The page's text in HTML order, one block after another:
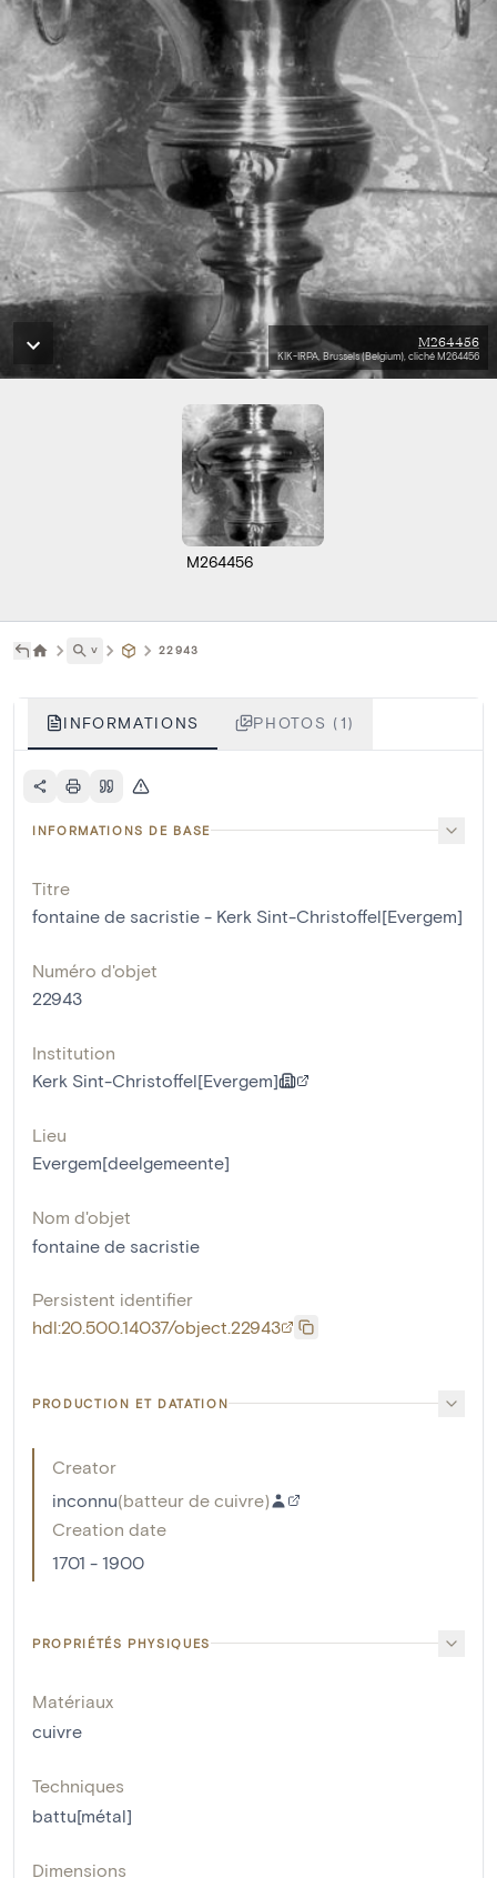
M264456
KIK-IRPA, Brussels (Belgium), cliché M264456
M264456
˅ 22943
INFORMATIONS PHOTOS (1)
INFORMATIONS DE BASE
Titre
fontaine de sacristie - Kerk Sint-Christoffel[Evergem]
Numéro d'objet
22943
Institution
Kerk Sint-Christoffel[Evergem]
Lieu
Evergem[deelgemeente]
Nom d'objet
fontaine de sacristie
Persistent identifier
hdl:20.500.14037/object.22943
PRODUCTION ET DATATION
Creator
inconnu(batteur de cuivre)
Creation date
1701 - 1900
PROPRIÉTÉS PHYSIQUES
Matériaux
cuivre
Techniques
battu[métal]
Dimensions